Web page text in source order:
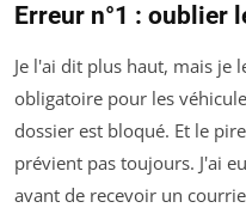
Erreur n°1 : oublier
Je l'ai dit plus haut, mais je
obligatoire pour les
dossier est bloqué. Et le
prévient pas toujours. J'ai
avant de recevoir un